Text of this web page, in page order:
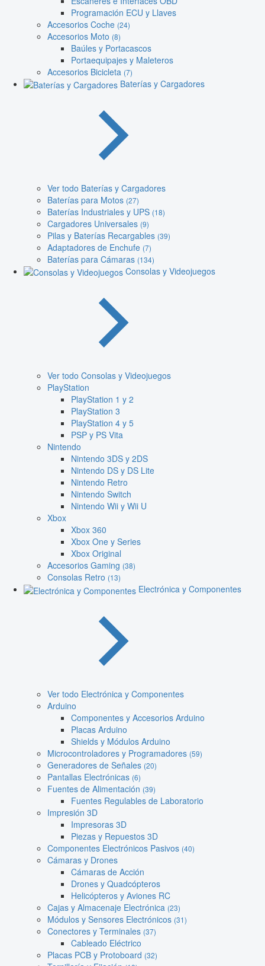
Programación ECU y Llaves
Accesorios Coche (24)
Accesorios Moto (8)
Baúles y Portacascos
Portaequipajes y Maleteros
Accesorios Bicicleta (7)
Baterías y Cargadores
Ver todo Baterías y Cargadores
Baterías para Motos (27)
Baterías Industriales y UPS (18)
Cargadores Universales (9)
Pilas y Baterías Recargables (39)
Adaptadores de Enchufe (7)
Baterías para Cámaras (134)
Consolas y Videojuegos
Ver todo Consolas y Videojuegos
PlayStation
PlayStation 1 y 2
PlayStation 3
PlayStation 4 y 5
PSP y PS Vita
Nintendo
Nintendo 3DS y 2DS
Nintendo DS y DS Lite
Nintendo Retro
Nintendo Switch
Nintendo Wii y Wii U
Xbox
Xbox 360
Xbox One y Series
Xbox Original
Accesorios Gaming (38)
Consolas Retro (13)
Electrónica y Componentes
Ver todo Electrónica y Componentes
Arduino
Componentes y Accesorios Arduino
Placas Arduino
Shields y Módulos Arduino
Microcontroladores y Programadores (59)
Generadores de Señales (20)
Pantallas Electrónicas (6)
Fuentes de Alimentación (39)
Fuentes Regulables de Laboratorio
Impresión 3D
Impresoras 3D
Piezas y Repuestos 3D
Componentes Electrónicos Pasivos (40)
Cámaras y Drones
Cámaras de Acción
Drones y Quadcópteros
Helicópteros y Aviones RC
Cajas y Almacenaje Electrónica (23)
Módulos y Sensores Electrónicos (31)
Conectores y Terminales (37)
Cableado Eléctrico
Placas PCB y Protoboard (32)